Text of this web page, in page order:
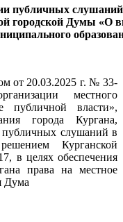
публичных
городской Думы «О
от 20.03.2025 г. № 33-
местного
публичной власти»,
города Кургана,
публичных слушаний в
Курганской
в целях обеспечения
права на местное
Дума